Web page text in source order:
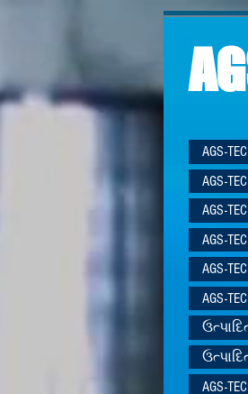
AGS-
AGS-
AGS-
AGS-
AGS-
AGS-
AGS-